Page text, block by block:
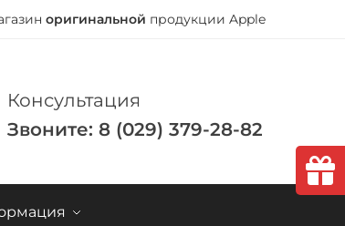
оригинальной продукции Apple
Консультация
Звоните: 8 (029) 379-28-82